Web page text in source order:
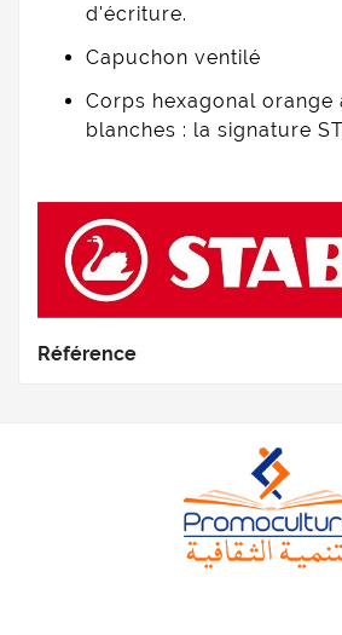
d'écriture.
Capuchon ventilé
Corps hexagonal orange
blanches : la signature
Référence